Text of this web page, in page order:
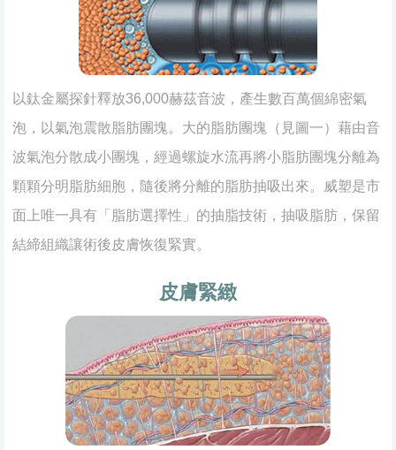
以鈦金屬探針釋放36,000赫茲音波，產生數百萬個綿密氣
泡，以氣泡震散脂肪團塊。大的脂肪團塊（見圖一）藉由音
波氣泡分散成小團塊，經過螺旋水流再將小脂肪團塊分離為
顆顆分明脂肪細胞，隨後將分離的脂肪抽吸出來。威塑是市
面上唯一具有「脂肪選擇性」的抽脂技術，抽吸脂肪，保留
結締組織讓術後皮膚恢復緊實。
皮膚緊緻